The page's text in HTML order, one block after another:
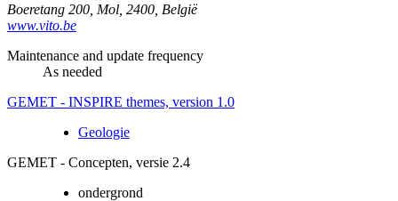
Boeretang 200 Mol 2400 België
www.vito.be
Maintenance and update frequency
As needed
GEMET - INSPIRE themes, version 1.0
Geologie
GEMET - Concepten, versie 2.4
ondergrond